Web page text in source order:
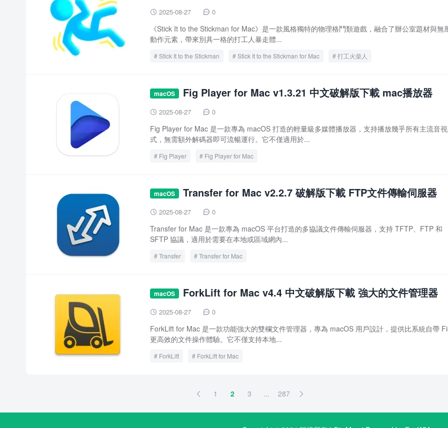
 2025-08-27  0
《Stick It to the Stickman for Mac》是一款風格獨特的物理格鬥類遊戲，融合了辦公室題材與無
動作元素，帶來別具一格的打工人暴走體...
Stick It to the Stickman Stick It to the Stickman for Mac 打工火柴人
macOS Fig Player for Mac v1.3.21 中文破解版下載 mac播放器
 2025-08-27  0
Fig Player for Mac 是一款專為 macOS 打造的輕量級多媒體播放器，支持播放幾乎所有主流音
式，無需額外解碼器即可流暢運行。它不僅適用於...
Fig Player Fig Player for Mac
macOS Transfer for Mac v2.2.7 破解版下載 FTP文件傳輸伺服器
 2025-08-27  0
Transfer for Mac 是一款專為 macOS 平台打造的多協議文件傳輸伺服器，支持 TFTP、FTP 和
SFTP 協議，適用於需要在本地或區域網內...
Transfer Transfer for Mac
macOS ForkLift for Mac v4.4 中文破解版下載 強大的文件管理器
 2025-08-27  0
ForkLift for Mac 是一款功能強大的雙欄文件管理器，專為 macOS 用戶設計，提供比系統自帶
更高效的文件操作體驗。它不僅支持本地...
ForkLift ForkLift for Mac
 1 2 3 ... 287 